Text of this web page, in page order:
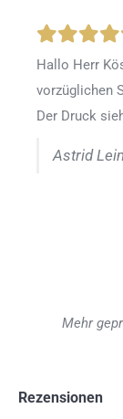
Hallo Herr
vorzüglichen
Der Druck
Astrid
Mehr
Rezensionen